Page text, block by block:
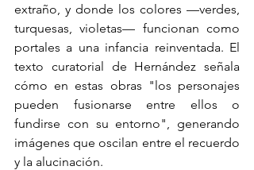
extraño, y donde los colores —verdes,
turquesas, violetas— funcionan como
portales a una infancia reinventada. El
texto curatorial de Hernández señala
cómo en estas obras "los personajes
pueden fusionarse entre ellos o
fundirse con su entorno", generando
imágenes que oscilan entre el recuerdo
y la alucinación.